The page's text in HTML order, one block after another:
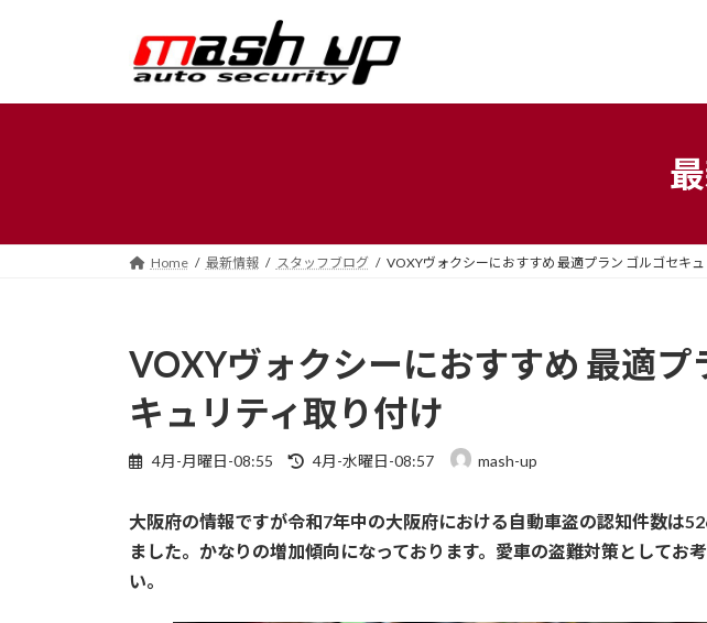
プ
動
Home 最新情報 スタッフブログ VOXYヴォクシーにおすすめ 最適プラン ゴルゴセキ
VOXYヴォクシーにおすすめ 最適プ
キュリティ取り付け
4月-月曜日-08:55
最
新
日
時
4月-水曜日-08:57 mash-up
大阪府の情報ですが令和7年中の大阪府における自動車盗の認知件数は
ました。かなりの増加傾向になっております。愛車の盗難対策としてお
い。